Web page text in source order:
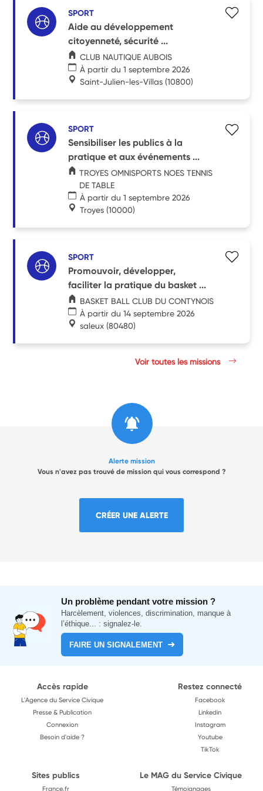
SPORT
Aide au développement
citoyenneté, sécurité ...
CLUB NAUTIQUE AUBOIS
À partir du 1 septembre 2026
Saint-Julien-les-Villas (10800)
SPORT
Sensibiliser les publics à la
pratique et aux événements ...
TROYES OMNISPORTS NOES TENNIS
DE TABLE
À partir du 1 septembre 2026
Troyes (10000)
SPORT
Promouvoir, développer,
faciliter la pratique du basket ...
BASKET BALL CLUB DU CONTYNOIS
À partir du 14 septembre 2026
saleux (80480)
Voir toutes les missions
Alerte mission
Vous n'avez pas trouvé de mission qui vous correspond ?
CRÉER UNE ALERTE
Un problème pendant votre mission ?
Harcèlement, violences, discrimination, manque à
l’éthique... : signalez-le.
FAIRE UN SIGNALEMENT
Accès rapide
L'Agence du Service Civique
Presse & Publication
Connexion
Besoin d'aide ?
Restez connecté
Facebook
Linkedin
Instagram
Youtube
TikTok
Sites publics
France.fr
Le MAG du Service Civique
Témoignages